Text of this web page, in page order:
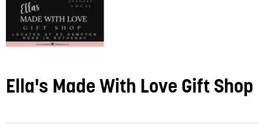
Ella's Made With Love Gift Shop